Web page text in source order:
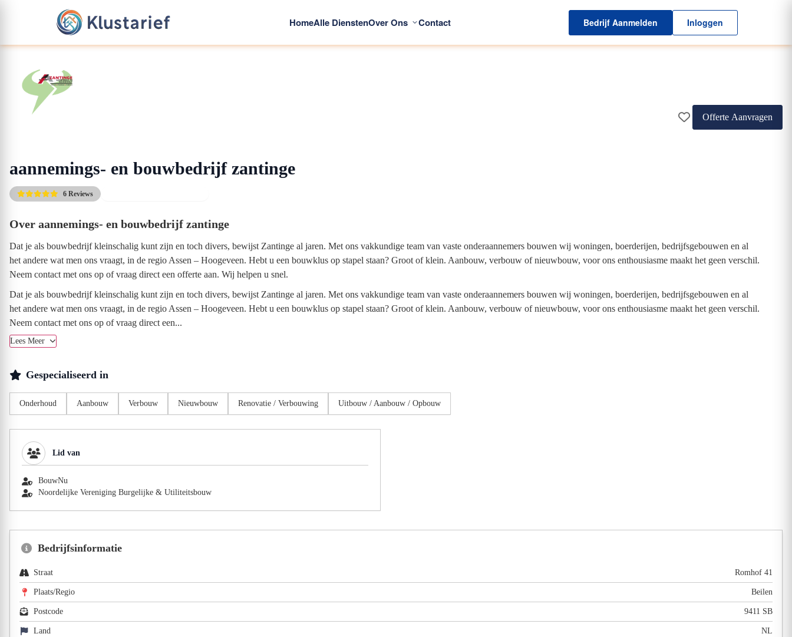
HomeAlle DienstenOver Ons Contact Bedrijf Aanmelden Inloggen
Offerte Aanvragen
aannemings- en bouwbedrijf zantinge
6 Reviews
Over aannemings- en bouwbedrijf zantinge
Dat je als bouwbedrijf kleinschalig kunt zijn en toch divers, bewijst Zantinge al jaren. Met ons vakkundige team van vaste onderaannemers bouwen wij woningen, boerderijen, bedrijfsgebouwen en al
het andere wat men ons vraagt, in de regio Assen – Hoogeveen. Hebt u een bouwklus op stapel staan? Groot of klein. Aanbouw, verbouw of nieuwbouw, voor ons enthousiasme maakt het geen verschil.
Neem contact met ons op of vraag direct een offerte aan. Wij helpen u snel.
Dat je als bouwbedrijf kleinschalig kunt zijn en toch divers, bewijst Zantinge al jaren. Met ons vakkundige team van vaste onderaannemers bouwen wij woningen, boerderijen, bedrijfsgebouwen en al
het andere wat men ons vraagt, in de regio Assen – Hoogeveen. Hebt u een bouwklus op stapel staan? Groot of klein. Aanbouw, verbouw of nieuwbouw, voor ons enthousiasme maakt het geen verschil.
Neem contact met ons op of vraag direct een...
Lees Meer
Gespecialiseerd in
Onderhoud Aanbouw Verbouw Nieuwbouw Renovatie / Verbouwing Uitbouw / Aanbouw / Opbouw
Lid van
BouwNu
Noordelijke Vereniging Burgelijke & Utiliteitsbouw
Bedrijfsinformatie
Straat Romhof 41
Plaats/Regio Beilen
Postcode 9411 SB
Land NL